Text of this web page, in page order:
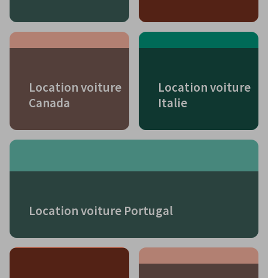
Location voiture
Canada
Location voiture
Italie
Location voiture Portugal